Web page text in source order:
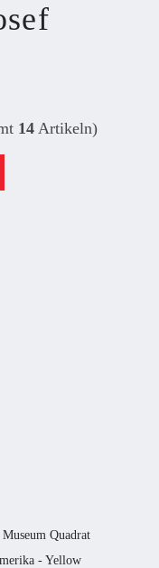
14 Artikeln)
Quadrat
- Yellow